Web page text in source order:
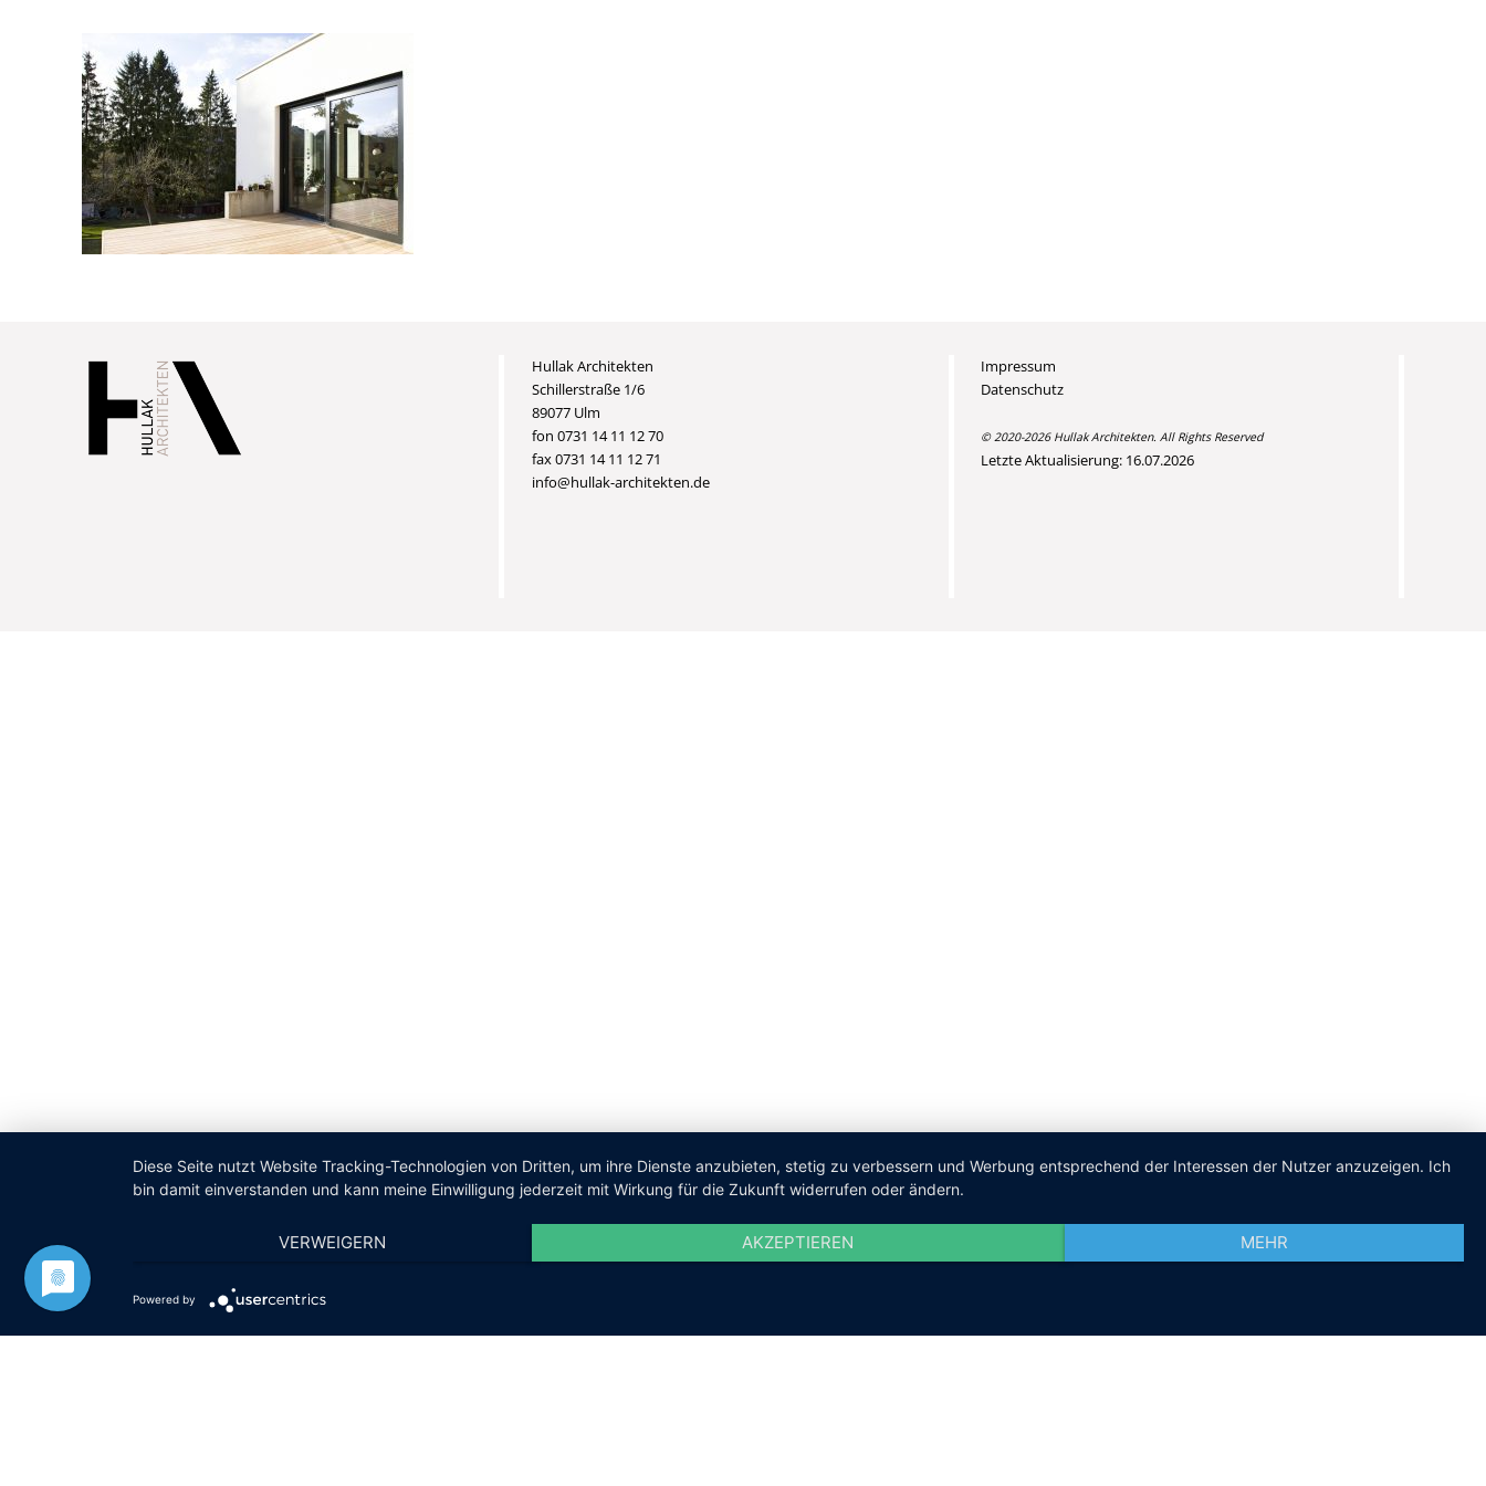
Hullak Architekten
Schillerstraße 1/6
89077 Ulm
fon 0731 14 11 12 70
fax 0731 14 11 12 71
info@hullak-architekten.de
Impressum
Datenschutz
© 2020-2026 Hullak Architekten. All Rights Reserved
Letzte Aktualisierung: 16.07.2026
Diese Seite nutzt Website Tracking-Technologien von Dritten, um ihre Dienste anzubieten, stetig zu verbessern und Werbung entsprechend der Interessen der Nutzer anzuzeigen. Ich
bin damit einverstanden und kann meine Einwilligung jederzeit mit Wirkung für die Zukunft widerrufen oder ändern.
VERWEIGERN AKZEPTIEREN MEHR
Powered by